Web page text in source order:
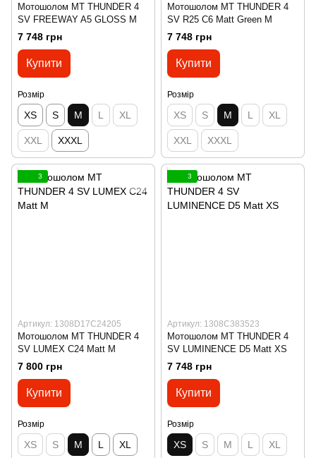
Мотошолом MT THUNDER 4
SV FREEWAY A5 GLOSS M
7 748 грн
Купити
Розмір
XS S M L XL
XXL XXXL
Мотошолом MT THUNDER 4
SV R25 C6 Matt Green M
7 748 грн
Купити
Розмір
XS S M L XL
XXL XXXL
3
Артикул: 1308D17C24205
Мотошолом MT THUNDER 4
SV LUMEX C24 Matt M
7 800 грн
Купити
Розмір
XS S M L XL
3
Артикул: 1308C383523
Мотошолом MT THUNDER 4
SV LUMINENCE D5 Matt XS
7 748 грн
Купити
Розмір
XS S M L XL